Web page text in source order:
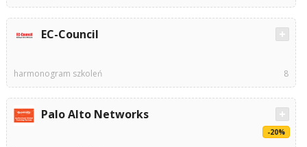
EC-Council
harmonogram szkoleń 8
Palo Alto Networks
-20%